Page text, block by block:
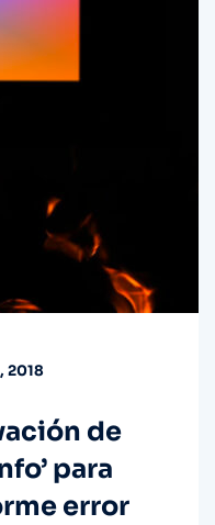
2018
de
para
error